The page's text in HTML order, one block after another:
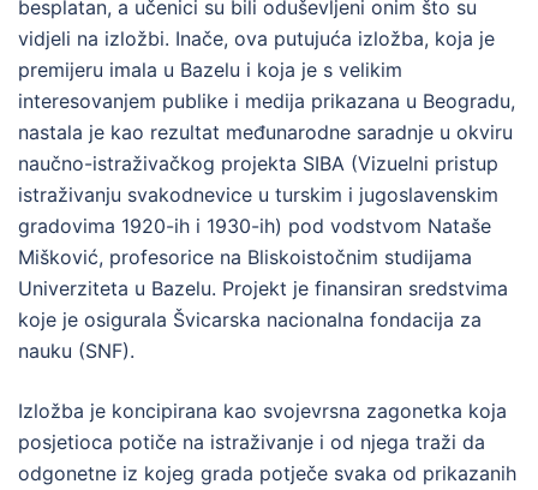
besplatan, a učenici su bili oduševljeni onim što su
vidjeli na izložbi. Inače, ova putujuća izložba, koja je
premijeru imala u Bazelu i koja je s velikim
interesovanjem publike i medija prikazana u Beogradu,
nastala je kao rezultat međunarodne saradnje u okviru
naučno-istraživačkog projekta SIBA (Vizuelni pristup
istraživanju svakodnevice u turskim i jugoslavenskim
gradovima 1920-ih i 1930-ih) pod vodstvom Nataše
Mišković, profesorice na Bliskoistočnim studijama
Univerziteta u Bazelu. Projekt je finansiran sredstvima
koje je osigurala Švicarska nacionalna fondacija za
nauku (SNF).
Izložba je koncipirana kao svojevrsna zagonetka koja
posjetioca potiče na istraživanje i od njega traži da
odgonetne iz kojeg grada potječe svaka od prikazanih